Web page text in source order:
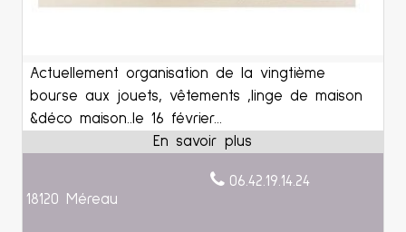
Actuellement organisation de la vingtième
bourse aux jouets, vêtements ,linge de maison
&déco maison..le 16 février...
18120 Méreau
06.42.19.14.24